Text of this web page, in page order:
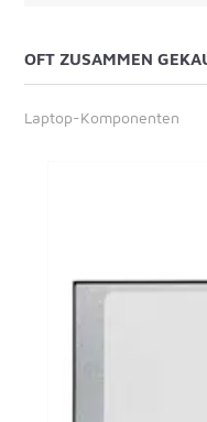
OFT ZUSAMMEN
Laptop-Komponenten